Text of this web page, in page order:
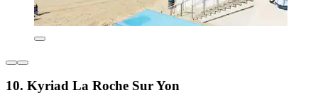
10. Kyriad La Roche Sur Yon